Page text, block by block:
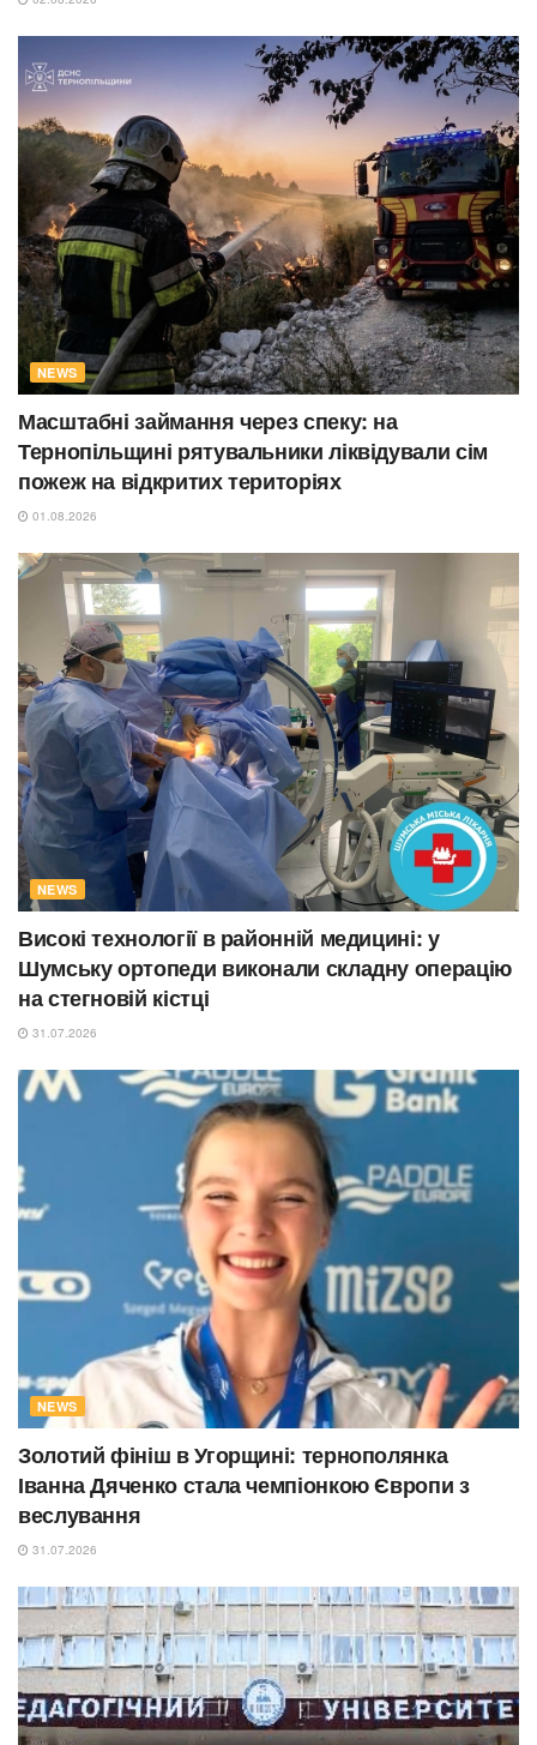
NEWS
Масштабні займання через спеку: на
Тернопільщині рятувальники ліквідували сім
пожеж на відкритих територіях
01.08.2026
NEWS
Високі технології в районній медицині: у
Шумську ортопеди виконали складну операцію
на стегновій кістці
31.07.2026
NEWS
Золотий фініш в Угорщині: тернополянка
Іванна Дяченко стала чемпіонкою Європи з
веслування
31.07.2026